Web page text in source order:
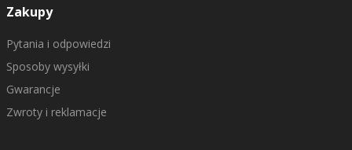
Zakupy
Pytania i odpowiedzi
Sposoby wysyłki
Gwarancje
Zwroty i reklamacje